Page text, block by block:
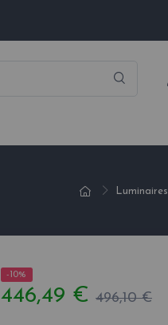
Luminaires
-10%
446,49 € 496,10 €